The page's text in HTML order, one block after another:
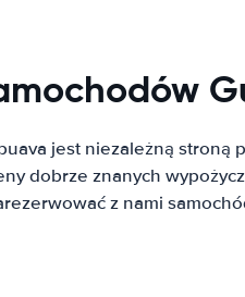
jest niezależną stroną
dobrze znanych
z nami